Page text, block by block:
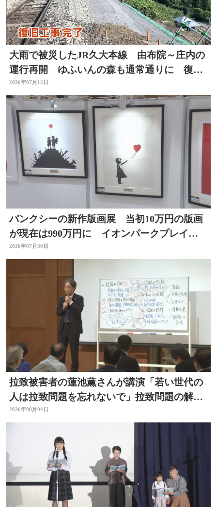
大雨で被災したJR久大本線 由布院～庄内の
運行再開 ゆふいんの森も通常通りに 復旧
工事完了 大分
2026年07月12日
バンクシーの新作版画展 当初10万円の版画
が現在は990万円に イオンパークプレイス
大分店で開催中
2026年07月30日
拉致被害者の蓮池薫さんが講演「若い世代の
人は拉致問題を忘れないで」拉致問題の解決
訴える
2026年08月04日